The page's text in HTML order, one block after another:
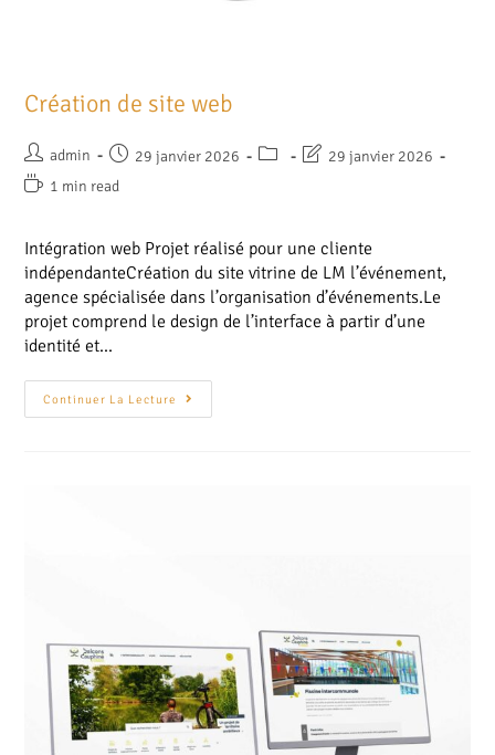
Création de site web
admin 29 janvier 2026
29 janvier 2026
1 min read
Intégration web Projet réalisé pour une cliente
indépendanteCréation du site vitrine de LM l’événement,
agence spécialisée dans l’organisation d’événements.Le
projet comprend le design de l’interface à partir d’une
identité et…
Continuer La Lecture